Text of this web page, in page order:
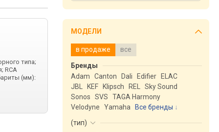
типа;
RCA
(мм):
МОДЕЛИ
в продаже все
Бренды
Adam
Canton Dali Edifier
ELAC
JBL
KEF Klipsch REL
Sky Sound
Sonos
SVS
TAGA Harmony
Velodyne
Yamaha
Все бренды
(тип)